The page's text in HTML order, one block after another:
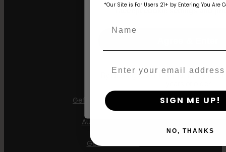
Informatie
Gefeminiseerde zaden
AutoFlower Zaden
Gewone zaden
age_gapI accept cookie settings and
By clicking AGREE & ENTER, you
*Our Site is For Users 21+ by Entering You Are
SIGN ME UP!
NO, THANKS